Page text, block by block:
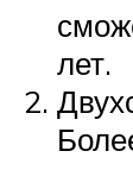
лет.